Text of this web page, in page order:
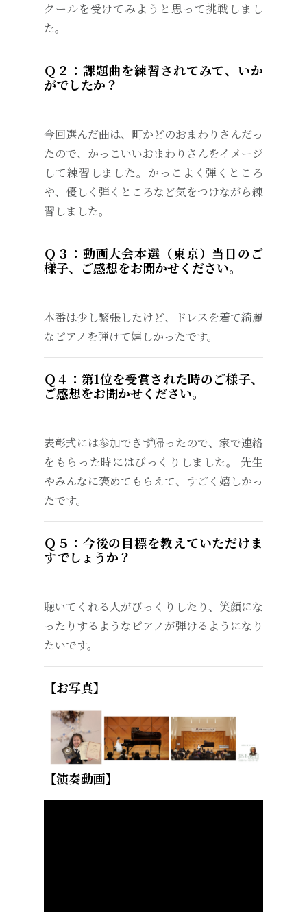
クールを受けてみようと思って挑戦しまし
た。
Ｑ２：課題曲を練習されてみて、いか
がでしたか？
今回選んだ曲は、町かどのおまわりさんだっ
たので、かっこいいおまわりさんをイメージ
して練習しました。かっこよく弾くところ
や、優しく弾くところなど気をつけながら練
習しました。
Ｑ３：動画大会本選（東京）当日のご
様子、ご感想をお聞かせください。
本番は少し緊張したけど、ドレスを着て綺麗
なピアノを弾けて嬉しかったです。
Ｑ４：第1位を受賞された時のご様子、
ご感想をお聞かせください。
表彰式には参加できず帰ったので、家で連絡
をもらった時にはびっくりしました。 先生
やみんなに褒めてもらえて、すごく嬉しかっ
たです。
Ｑ５：今後の目標を教えていただけま
すでしょうか？
聴いてくれる人がびっくりしたり、笑顔にな
ったりするようなピアノが弾けるようになり
たいです。
【お写真】
【演奏動画】